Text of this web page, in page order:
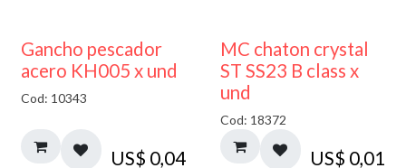
Gancho pescador
acero KH005 x und
Cod: 10343
US$ 0,04
MC chaton crystal
ST SS23 B class x
und
Cod: 18372
US$ 0,01